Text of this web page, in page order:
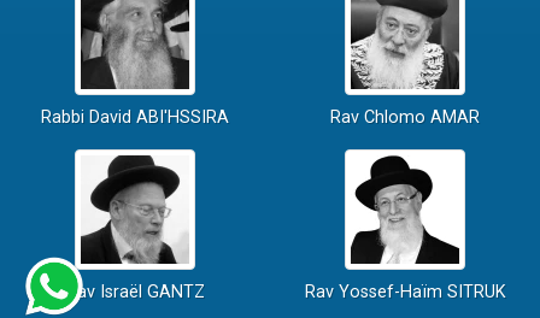
Rabbi David ABI'HSSIRA Rav Chlomo AMAR
Rav Israël GANTZ Rav Yossef-Haïm SITRUK